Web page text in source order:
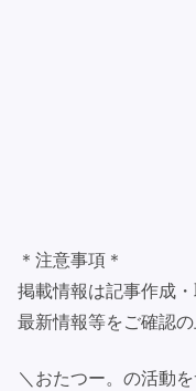
＊注意事項＊
掲載情報は記事作成・
最新情報等をご確認
＼おたつー。の活動